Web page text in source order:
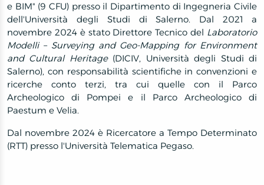
e BIM" (9 CFU) presso il Dipartimento di Ingegneria Civile
dell'Università degli Studi di Salerno. Dal 2021 a
novembre 2024 è stato Direttore Tecnico del Laboratorio
Modelli – Surveying and Geo-Mapping for Environment
and Cultural Heritage(DICIV, Università degli Studi di
Salerno), con responsabilità scientifiche in convenzioni e
ricerche conto terzi, tra cui quelle con il Parco
Archeologico di Pompei e il Parco Archeologico di
Paestum e Velia.
Dal novembre 2024 è Ricercatore a Tempo Determinato
(RTT) presso l'Università Telematica Pegaso.